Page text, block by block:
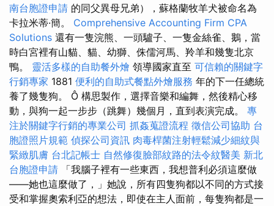
南台胞證申請 的同父異母兄弟），蘇格蘭牧羊犬被命名為
卡拉米蒂·簡。 Comprehensive Accounting Firm CPA
Solutions 還有一隻浣熊、一頭驢子、一隻金絲雀、鵝，當
時白宮裡有山貓、貓、幼獅、侏儒河馬、羚羊和幾隻北京
鴨。 靈活多樣的自助餐外燴 領導國家直至 可信賴的關鍵字
行銷專家 1881 便利的自助式餐點外燴服務 年的下一任總統
養了幾隻狗。 Ô 構思製作，選擇音樂和編舞，然後精心移
動，與狗一起一步步（跳舞）幾個月，直到表演完成。 專
注於關鍵字行銷的專業公司 抓姦蒐證流程 徵信公司協助 台
胞證照片規範 偵探公司資訊 肉毒桿菌注射輕鬆減少細紋與
緊緻肌膚 台北記帳士 自然修復臉部紋路的法令紋醫美 新北
台胞證申請 「我腦子裡有一些東西，我想普利必須這麼做
——她也這麼做了，」她說，所有四隻狗都以不同的方式接
受和掌握奧索利亞的想法，即使在主人面前，每隻狗都是一